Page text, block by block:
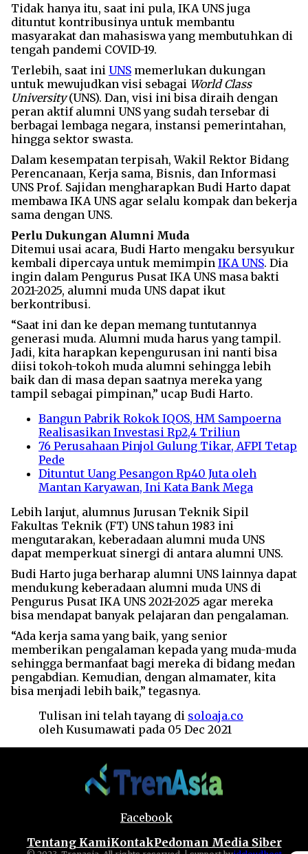
Tidak hanya itu, saat ini pula, IKA UNS juga
dituntut kontribusinya untuk membantu
masyarakat dan mahasiswa yang membutuhkan di
tengah pandemi COVID-19.
Terlebih, saat ini UNS memerlukan dukungan
untuk mewujudkan visi sebagai World Class
University(UNS). Dan, visi ini bisa diraih dengan
peran aktif alumni UNS yang sudah tersebar di
berbagai lembaga negara, instansi pemerintahan,
hingga sektor swasta.
Dalam kesempatan terpisah, Wakil Rektor Bidang
Perencanaan, Kerja sama, Bisnis, dan Informasi
UNS Prof. Sajidan mengharapkan Budi Harto dapat
membawa IKA UNS agar selalu kompak dan bekerja
sama dengan UNS.
Perlu Dukungan Alumni Muda
Ditemui usai acara, Budi Harto mengaku bersyukur
kembali dipercaya untuk memimpin IKA UNS. Dia
ingin dalam Pengurus Pusat IKA UNS masa bakti
2021-2025, alumni muda UNS dapat ikut
berkontribusi.
“Saat ini dan ke depan memang tuntutannya
generasi muda. Alumni muda harus yang tampil.
Jadi, kita harapkan kepengurusan ini nanti bisa
diisi tokoh-tokoh muda alumni sehingga lebih
baik dan di masa depan saatnya mereka yang
tampil sebagai pimpinan,” ucap Budi Harto.
Bangun Pabrik Rokok IQOS, HM Sampoerna
Realisasikan Investasi Rp2,4 Triliun
76 Perusahaan Pinjol Gulung Tikar, AFPI Tetap
Pede
Dituntut Uang Pesangon Rp40 Juta oleh
Mantan Karyawan, Ini Kata Bank Mega
Lebih lanjut, alumnus Jurusan Teknik Sipil
Fakultas Teknik (FT) UNS tahun 1983 ini
mengutarakan, keberadaan alumni muda UNS
dapat memperkuat sinergi di antara alumni UNS.
Budi Harto juga berharap alumni UNS lainnya dapat
mendukung keberadaan alumni muda UNS di
Pengurus Pusat IKA UNS 2021-2025 agar mereka
bisa mendapat banyak pelajaran dan pengalaman.
“Ada kerja sama yang baik, yang senior
memberikan pengalaman kepada yang muda-muda
sehingga bermanfaat bagi mereka di bidang medan
pengabdian. Kemudian, dengan almamater, kita
bisa menjadi lebih baik,” tegasnya.
Tulisan ini telah tayang di soloaja.co
oleh Kusumawati pada 05 Dec 2021
Facebook
Tentang KamiKontakPedoman Media Siber